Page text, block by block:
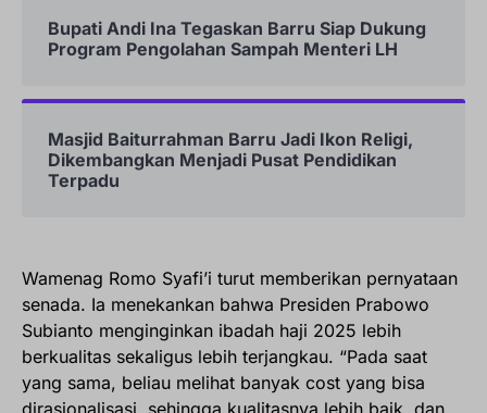
Bupati Andi Ina Tegaskan Barru Siap Dukung
Program Pengolahan Sampah Menteri LH
Masjid Baiturrahman Barru Jadi Ikon Religi,
Dikembangkan Menjadi Pusat Pendidikan
Terpadu
Wamenag Romo Syafi’i turut memberikan pernyataan
senada. Ia menekankan bahwa Presiden Prabowo
Subianto menginginkan ibadah haji 2025 lebih
berkualitas sekaligus lebih terjangkau. “Pada saat
yang sama, beliau melihat banyak cost yang bisa